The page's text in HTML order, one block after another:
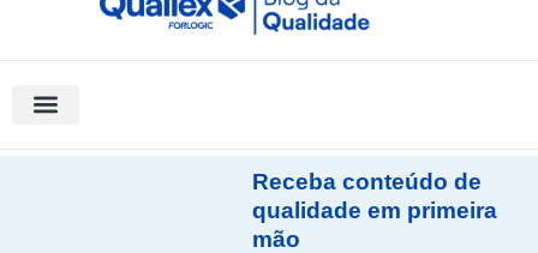
Receba conteúdo de
qualidade em primeira
mão